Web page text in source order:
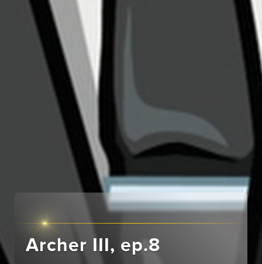
Archer III, ep.8